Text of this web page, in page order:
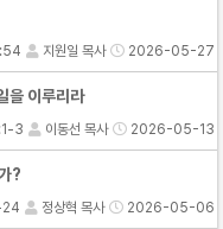
지원일 목사 2026-05-27
을 이루리라
3 이동선 목사 2026-05-13
?
24 정상혁 목사 2026-05-06